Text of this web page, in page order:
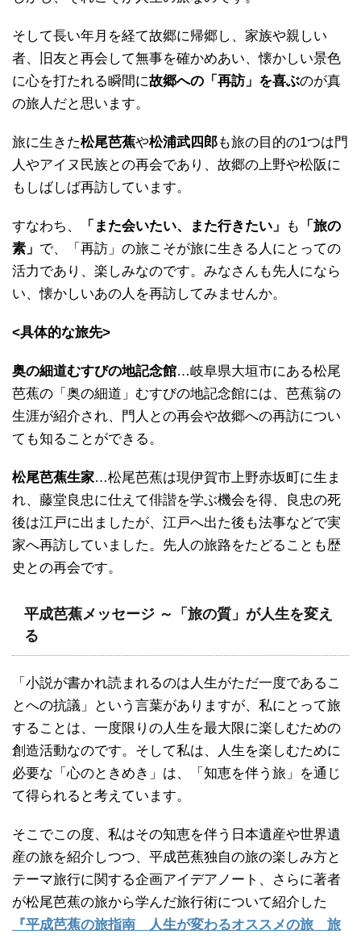
そして長い年月を経て故郷に帰郷し、家族や親しい
者、旧友と再会して無事を確かめあい、懐かしい景色
に心を打たれる瞬間に故郷への「再訪」を喜ぶのが真
の旅人だと思います。
旅に生きた松尾芭蕉や松浦武四郎も旅の目的の1つは門
人やアイヌ民族との再会であり、故郷の上野や松阪に
もしばしば再訪しています。
すなわち、 「また会いたい、また行きたい」 も
「旅の
素」 で、「再訪」の旅こそが旅に生きる人にとっての
活力であり、楽しみなのです。みなさんも先人になら
い、懐かしいあの人を再訪してみませんか。
<具体的な旅先>
奥の細道むすびの地記念館…岐阜県大垣市にある松尾
芭蕉の「奥の細道」むすびの地記念館には、芭蕉翁の
生涯が紹介され、門人との再会や故郷への再訪につい
ても知ることができる。
松尾芭蕉生家…松尾芭蕉は現伊賀市上野赤坂町に生ま
れ、藤堂良忠に仕えて俳諧を学ぶ機会を得、良忠の死
後は江戸に出ましたが、江戸へ出た後も法事などで実
家へ再訪していました。先人の旅路をたどることも歴
史との再会です。
平成芭蕉メッセージ ～「旅の質」が人生を変え
る
「小説が書かれ読まれるのは人生がただ一度であるこ
とへの抗議」という言葉がありますが、私にとって旅
することは、一度限りの人生を最大限に楽しむための
創造活動なのです。そして私は、人生を楽しむために
必要な「心のときめき」は、「知恵を伴う旅」を通じ
て得られると考えています。
そこでこの度、私はその知恵を伴う日本遺産や世界遺
産の旅を紹介しつつ、平成芭蕉独自の旅の楽しみ方と
テーマ旅行に関する企画アイデアノート、さらに著者
が松尾芭蕉の旅から学んだ旅行術について紹介した
『平成芭蕉の旅指南 人生が変わるオススメの旅 旅